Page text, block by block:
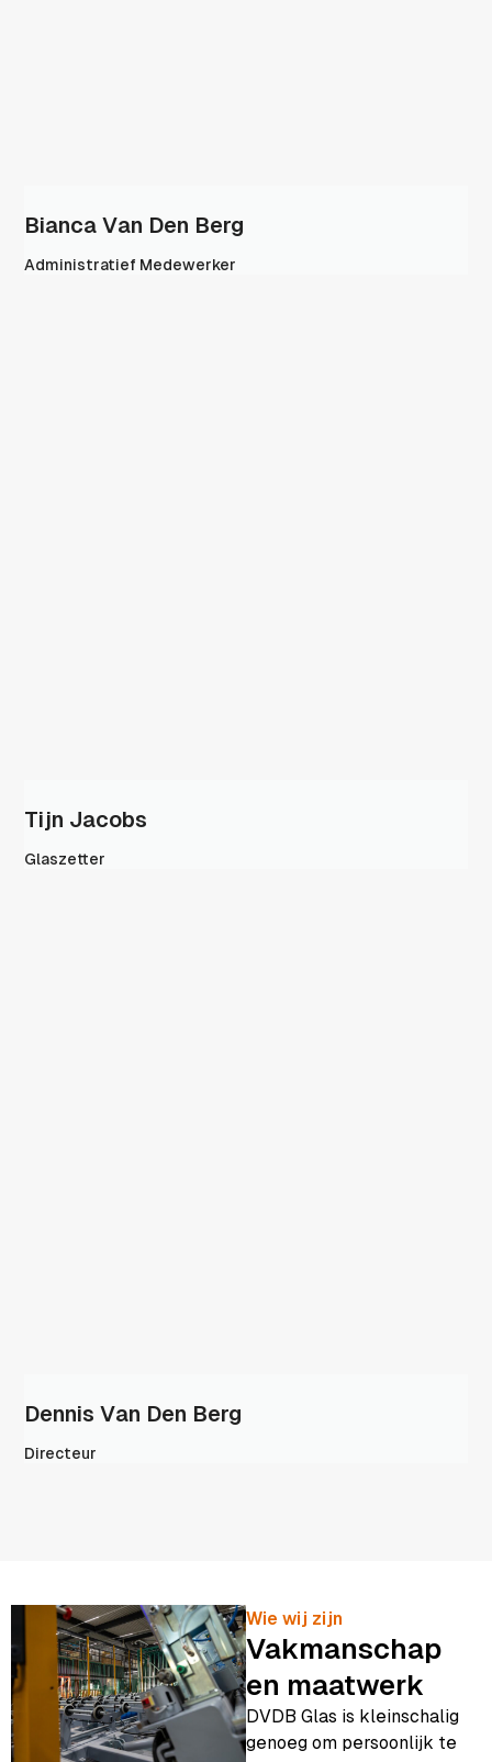
Bianca Van Den Berg
Administratief Medewerker
Tijn Jacobs
Glaszetter
Dennis Van Den Berg
Directeur
Wie wij zijn
Vakmanschap
en maatwerk
DVDB Glas is kleinschalig
genoeg om persoonlijk te